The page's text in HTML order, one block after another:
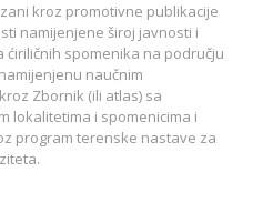
kroz promotivne publikacije
namijenjene široj javnosti i
ćiriličnih spomenika na području
naučnim
Zbornik (ili atlas) sa
lokalitetima i spomenicima i
program terenske nastave za